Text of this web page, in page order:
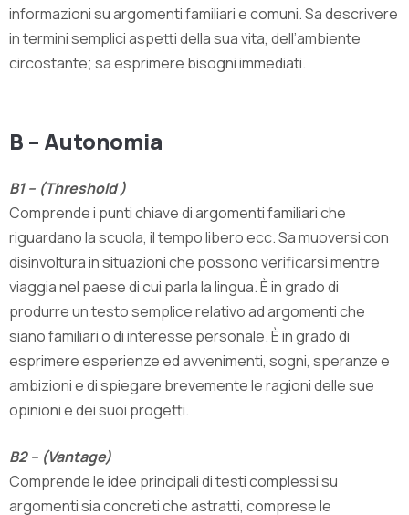
informazioni su argomenti familiari e comuni. Sa descrivere
in termini semplici aspetti della sua vita, dell’ambiente
circostante; sa esprimere bisogni immediati.
B – Autonomia
B1 – (Threshold )
Comprende i punti chiave di argomenti familiari che
riguardano la scuola, il tempo libero ecc. Sa muoversi con
disinvoltura in situazioni che possono verificarsi mentre
viaggia nel paese di cui parla la lingua. È in grado di
produrre un testo semplice relativo ad argomenti che
siano familiari o di interesse personale. È in grado di
esprimere esperienze ed avvenimenti, sogni, speranze e
ambizioni e di spiegare brevemente le ragioni delle sue
opinioni e dei suoi progetti.
B2 – (Vantage)
Comprende le idee principali di testi complessi su
argomenti sia concreti che astratti, comprese le